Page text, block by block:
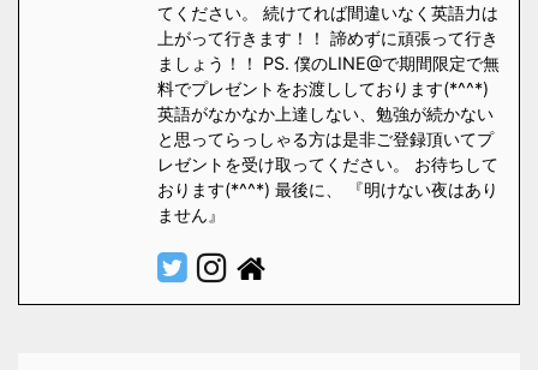
てください。 続けてれば間違いなく英語力は
上がって行きます！！ 諦めずに頑張って行き
ましょう！！ PS. 僕のLINE@で期間限定で無
料でプレゼントをお渡ししております(*^^*)
英語がなかなか上達しない、勉強が続かない
と思ってらっしゃる方は是非ご登録頂いてプ
レゼントを受け取ってください。 お待ちして
おります(*^^*) 最後に、 『明けない夜はあり
ません』